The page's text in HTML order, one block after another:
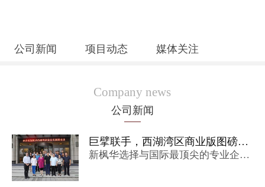
公司新闻 项目动态 媒体关注
Company news
公司新闻
巨擘联手，西湖湾区商业版图磅礴
势起
新枫华选择与国际最顶尖的专业企业